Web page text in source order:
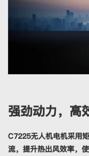
强劲动力，高
C7225无人机电机采用
流，提升热出风效率，